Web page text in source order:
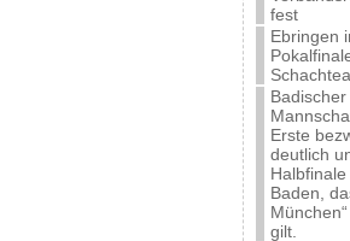
fest
Ebringen
Badischer
Erste
deutlich
Baden,
gilt.